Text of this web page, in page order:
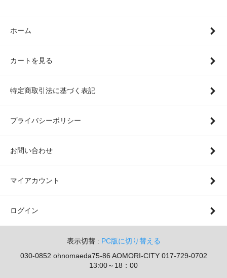
ホーム
カートを見る
特定商取引法に基づく表記
プライバシーポリシー
お問い合わせ
マイアカウント
ログイン
表示切替 : PC版に切り替える
030-0852 ohnomaeda75-86 AOMORI-CITY 017-729-0702
13:00～18：00